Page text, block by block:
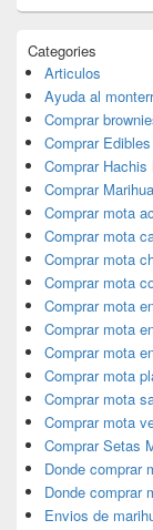
Categories
Articulos
Ayuda al
Comprar
Comprar
Comprar Hachis
Comprar
Comprar mota
Comprar mota
Comprar mota
Comprar mota
Comprar mota
Comprar mota
Comprar mota
Comprar mota
Comprar mota
Comprar mota
Comprar Setas
Donde comprar
Donde comprar
Envios de